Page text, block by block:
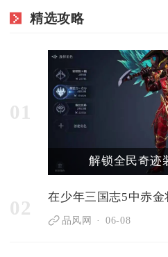
精选攻略
01
解锁全民奇迹
02
品风网 06-08